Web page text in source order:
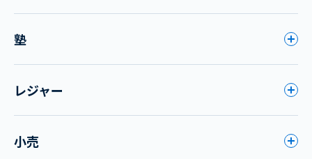
塾
レジャー
小売